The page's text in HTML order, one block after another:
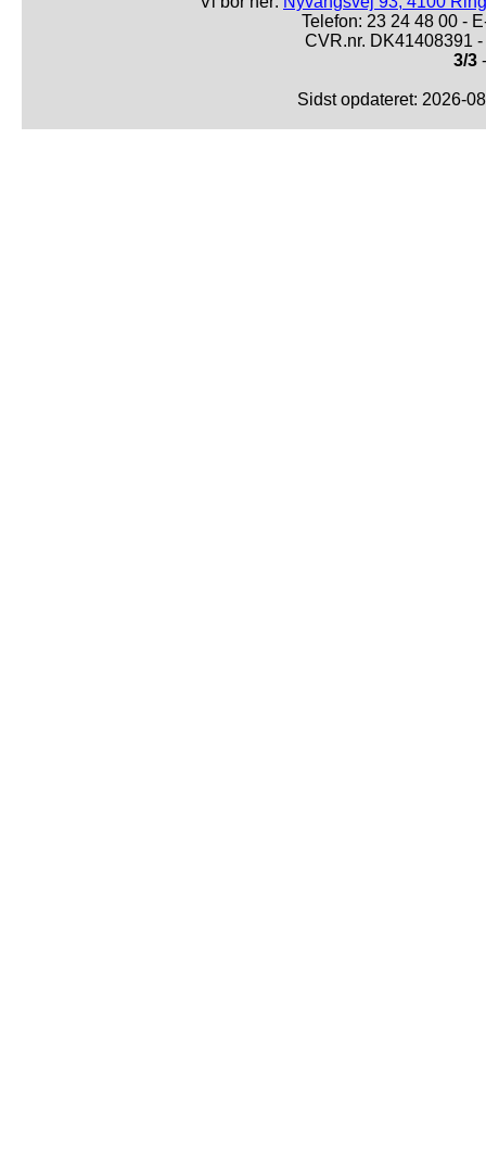
Telefon: 23 24 48 00 -
CVR.nr. DK41408391
3/3
Sidst opdateret: 2026-